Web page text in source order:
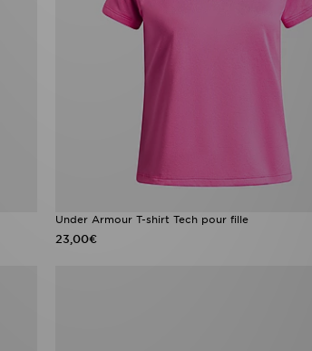
Under Armour T-shirt Tech pour fille
23,00€